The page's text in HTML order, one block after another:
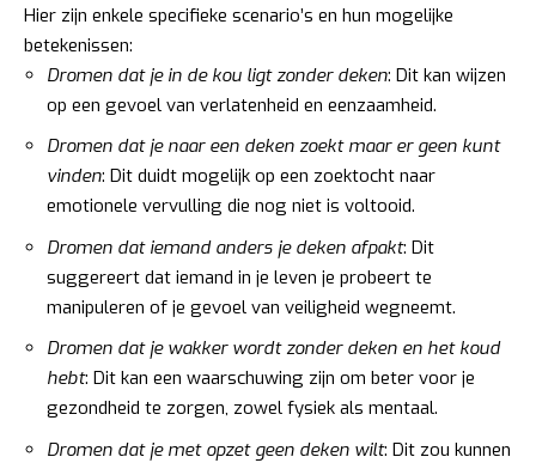
Hier zijn enkele specifieke scenario’s en hun mogelijke
betekenissen:
Dromen dat je in de kou ligt zonder deken: Dit kan wijzen
op een gevoel van verlatenheid en eenzaamheid.
Dromen dat je naar een deken zoekt maar er geen kunt
vinden: Dit duidt mogelijk op een zoektocht naar
emotionele vervulling die nog niet is voltooid.
Dromen dat iemand anders je deken afpakt: Dit
suggereert dat iemand in je leven je probeert te
manipuleren of je gevoel van veiligheid wegneemt.
Dromen dat je wakker wordt zonder deken en het koud
hebt: Dit kan een waarschuwing zijn om beter voor je
gezondheid te zorgen, zowel fysiek als mentaal.
Dromen dat je met opzet geen deken wilt: Dit zou kunnen